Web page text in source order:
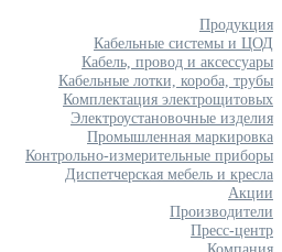
Продукция
Кабельные системы и ЦОД
Кабель, провод и аксессуары
Кабельные лотки, короба, трубы
Комплектация электрощитовых
Электроустановочные изделия
Промышленная маркировка
Контрольно-измерительные приборы
Диспетчерская мебель и кресла
Акции
Производители
Пресс-центр